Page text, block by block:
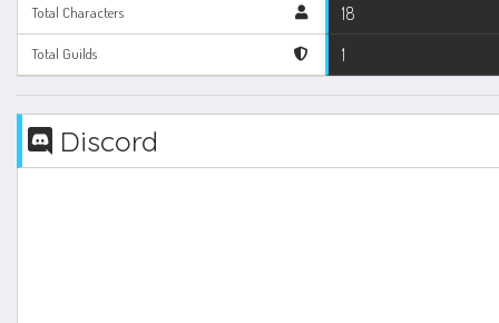
Total Characters 18
Total Guilds 1
Discord